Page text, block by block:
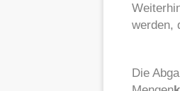
werden,
Die